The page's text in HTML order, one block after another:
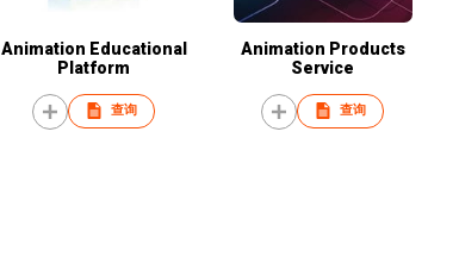
Animation Educational
Platform
查询
Animation Products
Service
查询